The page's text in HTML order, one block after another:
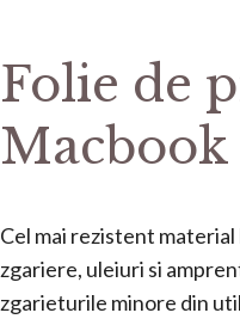
Folie de
Macbook
Cel mai rezistent
zgariere, uleiuri si
zgarieturile minore din